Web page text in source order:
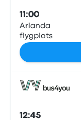
11:00
Arlanda
flygplats
12:45